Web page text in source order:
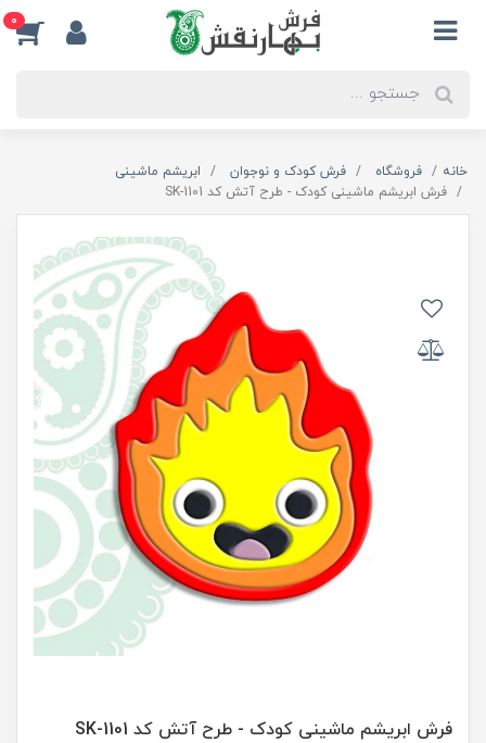
0
خانه فروشگاه فرش کودک و نوجوان
ابریشم ماشینی
فرش ابریشم ماشینی کودک - طرح آتش کد SK-1101
فرش ابریشم ماشینی کودک - طرح آتش کد SK-1101